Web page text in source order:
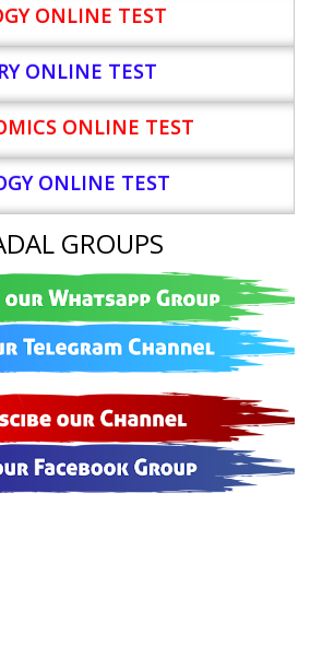
ONLINE TEST
ONLINE TEST
ONLINE TEST
ONLINE TEST
GROUPS